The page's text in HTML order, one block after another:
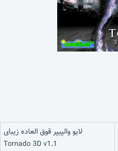
لایو والپیپر قوق العاده زیبای
Tornado 3D v1.1